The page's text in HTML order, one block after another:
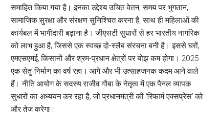
समाहित किया गया है। इनका उद्देश्य उचित वेतन, समय पर भुगतान,
सामाजिक सुरक्षा और संरक्षण सुनिश्चित करना है, साथ ही महिलाओं की
कार्यबल में भागीदारी बढ़ाना है। जीएसटी सुधारों से हर भारतीय नागरिक
को लाभ हुआ है, जिससे एक स्वच्छ दो-स्लैब संरचना बनी है। इससे घरों,
एमएसएमई, किसानों और श्रम-प्रधान क्षेत्रों पर बोझ कम होगा। 2025
एक सेतु-निर्माण का वर्ष रहा। आगे और भी उत्साहजनक कदम आने वाले
हैं। नीति आयोग के सदस्य राजीव गौबा के नेतृत्व में एक पैनल व्यापक
सुधारों का अध्ययन कर रहा है, जो प्रधानमंत्री की ‘रिफार्म एक्सप्रेस’ को
और तेज करेगा।